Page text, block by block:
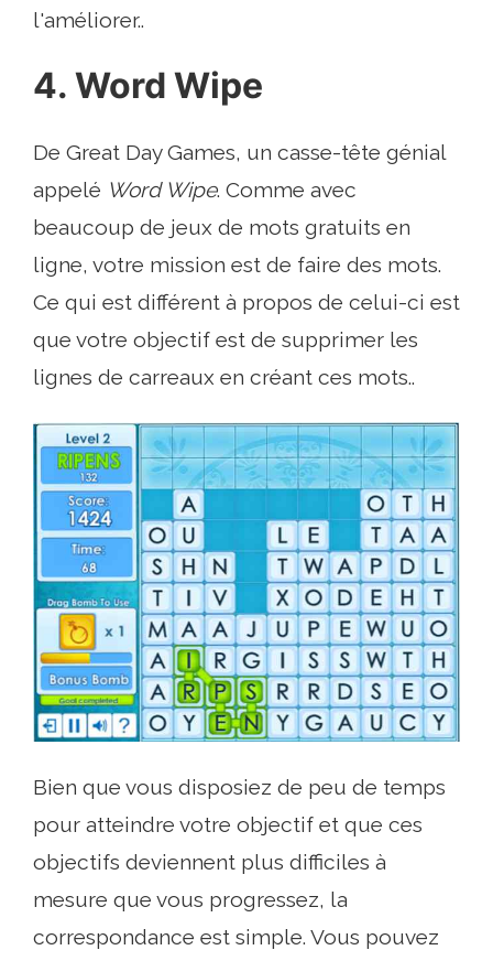
l'améliorer..
4. Word Wipe
De Great Day Games, un casse-tête génial
appelé Word Wipe. Comme avec
beaucoup de jeux de mots gratuits en
ligne, votre mission est de faire des mots.
Ce qui est différent à propos de celui-ci est
que votre objectif est de supprimer les
lignes de carreaux en créant ces mots..
Bien que vous disposiez de peu de temps
pour atteindre votre objectif et que ces
objectifs deviennent plus difficiles à
mesure que vous progressez, la
correspondance est simple. Vous pouvez